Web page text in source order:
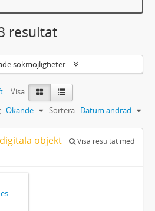
resultat
sökmöjligheter
Visa:
Sortera: Datum ändrad
Ökande
objekt
Visa resultat med